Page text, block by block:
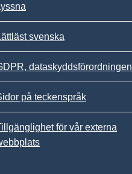
svenska
dataskyddsförordningen
på teckenspråk
för vår externa